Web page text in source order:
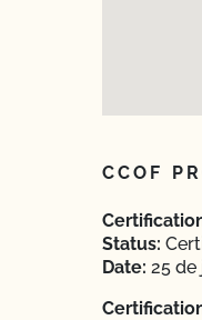
CCOF
Status:
Date: 25